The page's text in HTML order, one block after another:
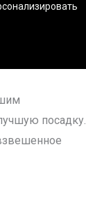
посадку.